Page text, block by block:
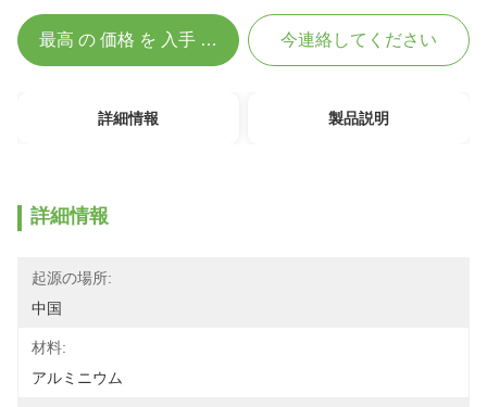
最高 の 価格 を 入手 する 今連絡してください
詳細情報 製品説明
詳細情報
起源の場所:
中国
材料:
アルミニウム